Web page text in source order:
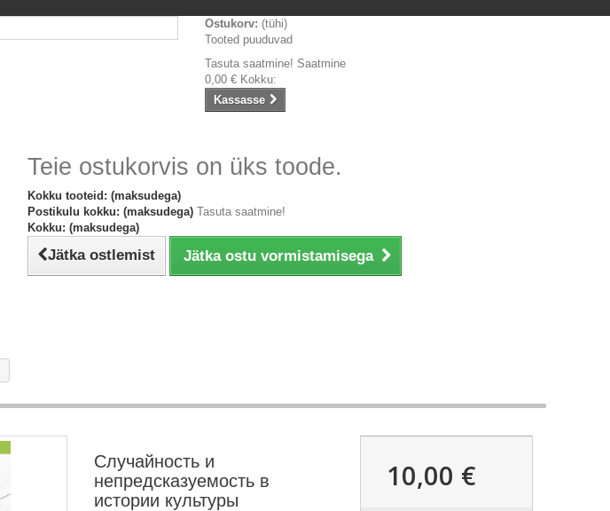
Ostukorv: (tühi)
Tooted puuduvad
Tasuta saatmine! Saatmine
0,00 € Kokku:
Kassasse
Teie ostukorvis on üks toode.
Kokku tooteid: (maksudega)
Postikulu kokku: (maksudega) Tasuta saatmine!
Kokku: (maksudega)
Jätka ostlemist Jätka ostu vormistamisega
Случайность и
непредсказуемость в
истории культуры
10,00 €